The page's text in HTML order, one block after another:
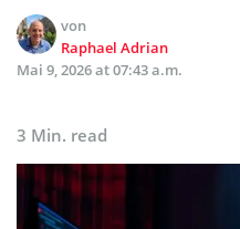
von
Raphael Adrian
Mai 9, 2026 at 07:43 a.m.
3 Min. read